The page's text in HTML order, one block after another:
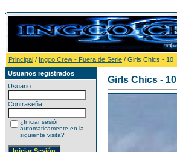
Principal / Ingco Crew - Fuera de Serie / Girls Chics - 10
Usuarios registrados
Usuario:
Contraseña:
¿Iniciar sesión
automáticamente en la
siguiente visita?
Girls Chics - 10